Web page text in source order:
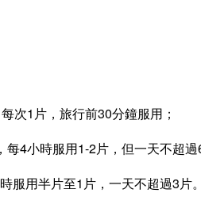
次1片，旅行前30分鐘服用；
4小時服用1-2片，但一天不超過
服用半片至1片，一天不超過3片。